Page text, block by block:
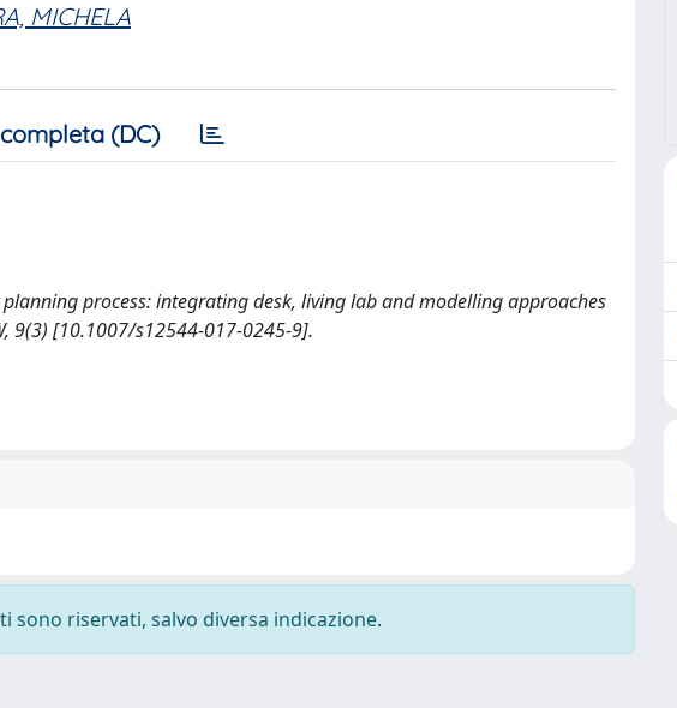
MICHELA
(DC)
process: integrating desk, living lab and modelling approaches
9(3) [10.1007/s12544-017-0245-9].
riservati, salvo diversa indicazione.